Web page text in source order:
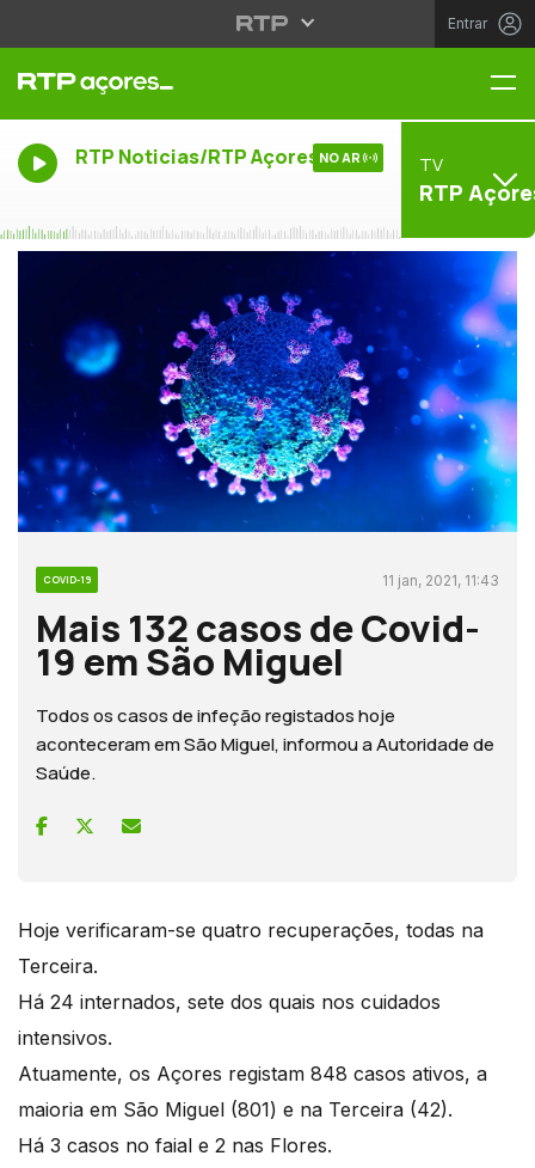
Entrar
RTP Noticias/RTP Açores NO AR TV
RTP
COVID-19 11 jan, 2021, 11:43
Mais 132 casos de Covid-
19 em São Miguel
Todos os casos de infeção registados hoje
aconteceram em São Miguel, informou a Autoridade de
Saúde.
Hoje verificaram-se quatro recuperações, todas na
Terceira.
Há 24 internados, sete dos quais nos cuidados
intensivos.
Atuamente, os Açores registam 848 casos ativos, a
maioria em São Miguel (801) e na Terceira (42).
Há 3 casos no faial e 2 nas Flores.